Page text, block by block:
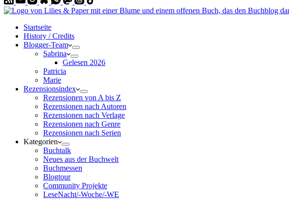
Startseite
History / Credits
Blogger-Team
Sabrina
Gelesen 2026
Patricia
Marie
Rezensionsindex
Rezensionen von A bis Z
Rezensionen nach Autoren
Rezensionen nach Verlage
Rezensionen nach Genre
Rezensionen nach Serien
Kategorien
Buchtalk
Neues aus der Buchwelt
Buchmessen
Blogtour
Community Projekte
LeseNacht/-Woche/-WE